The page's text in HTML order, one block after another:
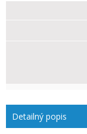
Detailný popis